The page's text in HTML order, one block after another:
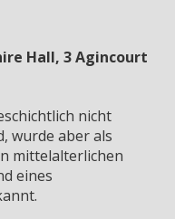
Hall, 3 Agincourt
nicht
wurde aber als
mittelalterlichen
eines